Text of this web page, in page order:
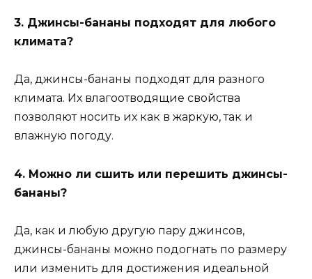
3. Джинсы-бананы подходят для любого
климата?
Да, джинсы-бананы подходят для разного
климата. Их влагоотводящие свойства
позволяют носить их как в жаркую, так и
влажную погоду.
4. Можно ли сшить или перешить джинсы-
бананы?
Да, как и любую другую пару джинсов,
джинсы-бананы можно подогнать по размеру
или изменить для достижения идеальной